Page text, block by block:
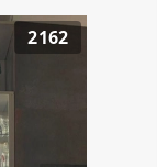
2162